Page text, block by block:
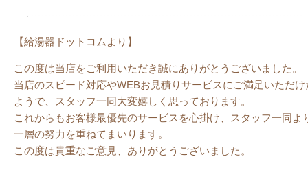
【給湯器ドットコムより】
この度は当店をご利用いただき誠にありがとうございました。
当店のスピード対応やWEBお見積りサービスにご満足いただけ
ようで、スタッフ一同大変嬉しく思っております。
これからもお客様最優先のサービスを心掛け、スタッフ一同よ
一層の努力を重ねてまいります。
この度は貴重なご意見、ありがとうございました。